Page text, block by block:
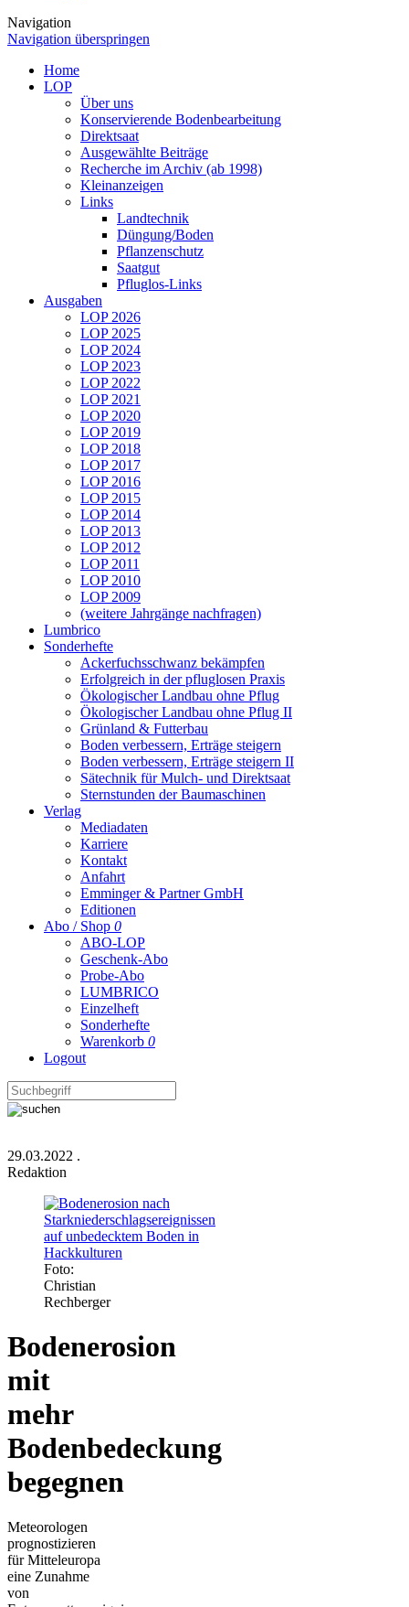
Navigation
Navigation überspringen
Home
LOP
Über uns
Konservierende Bodenbearbeitung
Direktsaat
Ausgewählte Beiträge
Recherche im Archiv (ab 1998)
Kleinanzeigen
Links
Landtechnik
Düngung/Boden
Pflanzenschutz
Saatgut
Pfluglos-Links
Ausgaben
LOP 2026
LOP 2025
LOP 2024
LOP 2023
LOP 2022
LOP 2021
LOP 2020
LOP 2019
LOP 2018
LOP 2017
LOP 2016
LOP 2015
LOP 2014
LOP 2013
LOP 2012
LOP 2011
LOP 2010
LOP 2009
(weitere Jahrgänge nachfragen)
Lumbrico
Sonderhefte
Ackerfuchsschwanz bekämpfen
Erfolgreich in der pfluglosen Praxis
Ökologischer Landbau ohne Pflug
Ökologischer Landbau ohne Pflug II
Grünland & Futterbau
Boden verbessern, Erträge steigern
Boden verbessern, Erträge steigern II
Sätechnik für Mulch- und Direktsaat
Sternstunden der Baumaschinen
Verlag
Mediadaten
Karriere
Kontakt
Anfahrt
Emminger & Partner GmbH
Editionen
Abo / Shop 0
ABO-LOP
Geschenk-Abo
Probe-Abo
LUMBRICO
Einzelheft
Sonderhefte
Warenkorb 0
Logout
29.03.2022 .
Redaktion
Foto:
Christian
Rechberger
Bodenerosion
mit
mehr
Bodenbedeckung
begegnen
Meteorologen
prognostizieren
für Mitteleuropa
eine Zunahme
von